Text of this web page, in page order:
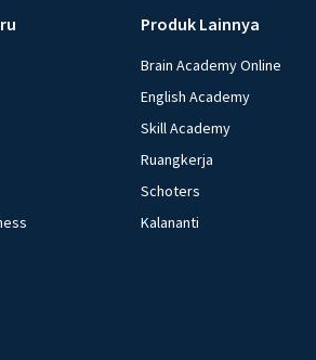
Produk Lainnya
Brain Academy Online
English Academy
Skill Academy
Ruangkerja
Schoters
Kalananti